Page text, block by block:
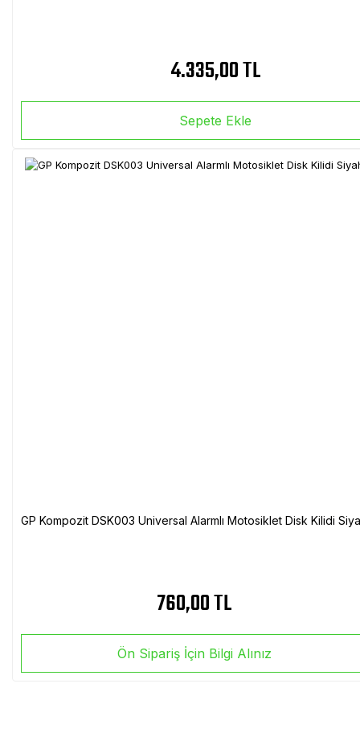
4.335,00 TL
Sepete Ekle
GP Kompozit DSK003 Universal Alarmlı Motosiklet Disk Kilidi
760,00 TL
Ön Sipariş İçin Bilgi Alınız